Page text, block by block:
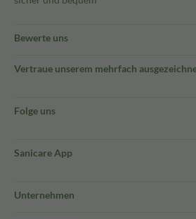
Bewerte uns
Vertraue unserem mehrfach
Folge uns
Sanicare App
Unternehmen